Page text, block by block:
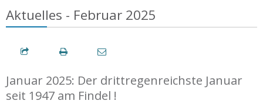
Aktuelles - Februar 2025
Januar 2025: Der drittregenreichste Januar
seit 1947 am Findel !